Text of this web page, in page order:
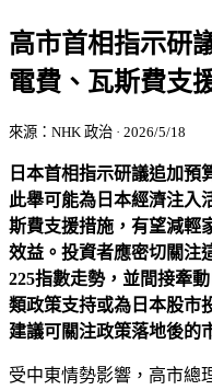
高市首相指示研
電費、瓦斯費支
來源：NHK 政治 · 2026/5/18
日本首相指示研議追加預
此舉可能為日本經濟注入
斯費支援措施，有望減輕
效益。投資者應密切關注
225指數走勢，並間接牽
類政策支持或為日本股市
建議可關注政策落地後的
受中東情勢影響，高市總